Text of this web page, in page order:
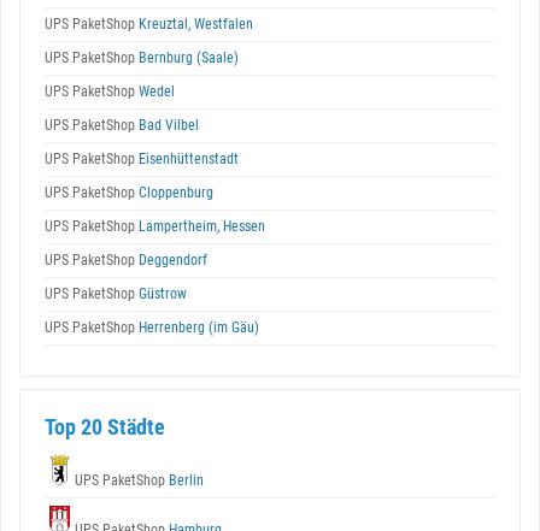
UPS PaketShop Kreuztal, Westfalen
UPS PaketShop Bernburg (Saale)
UPS PaketShop Wedel
UPS PaketShop Bad Vilbel
UPS PaketShop Eisenhüttenstadt
UPS PaketShop Cloppenburg
UPS PaketShop Lampertheim, Hessen
UPS PaketShop Deggendorf
UPS PaketShop Güstrow
UPS PaketShop Herrenberg (im Gäu)
Top 20 Städte
UPS PaketShop Berlin